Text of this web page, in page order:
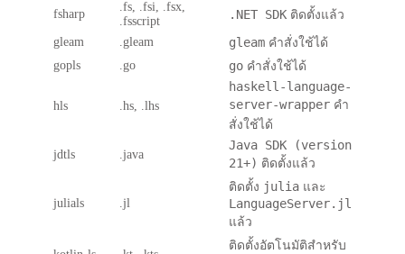
fsharp
.fs, .fsi, .fsx,
.fsscript
.NET SDK ติดตั้งแล้ว
gleam
.gleam gleam คำสั่งใช้ได้
gopls
.go go คำสั่งใช้ได้
hls .hs, .lhs
haskell-language-
server-wrapper คำ
สั่งใช้ได้
jdtls .java
Java SDK (version
21+) ติดตั้งแล้ว
julials .jl
ติดตั้ง julia และ
LanguageServer.jl
แล้ว
ติดตั้งอัตโนมัติสำหรับ